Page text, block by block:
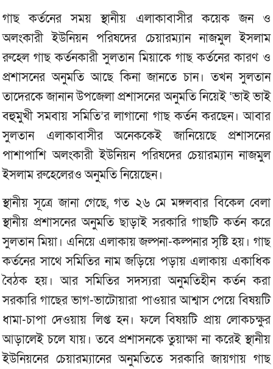
গাছ কর্তনের সময় স্থানীয় এলাকাবাসীর কয়েক জন ও
অলংকারী ইউনিয়ন পরিষদের চেয়ারম্যান নাজমুল ইসলাম
রুহেল গাছ কর্তনকারী সুলতান মিয়াকে গাছ কর্তনের কারণ ও
প্রশাসনের অনুমতি আছে কিনা জানতে চান। তখন সুলতান
তাদেরকে জানান উপজেলা প্রশাসনের অনুমতি নিয়েই ‘ভাই ভাই
বহুমুখী সমবায় সমিতি’র লাগানো গাছ কর্তন করছেন। আবার
সুলতান এলাকাবাসীর অনেককেই জানিয়েছে প্রশাসনের
পাশাপাশি অলংকারী ইউনিয়ন পরিষদের চেয়ারম্যান নাজমুল
ইসলাম রুহেলেরও অনুমতি নিয়েছেন।
স্থানীয় সূত্রে জানা গেছে, গত ২৬ মে মঙ্গলবার বিকেল বেলা
স্থানীয় প্রশাসনের অনুমতি ছাড়াই সরকারি গাছটি কর্তন করে
সুলতান মিয়া। এনিয়ে এলাকায় জল্পনা-কল্পনার সৃষ্টি হয়। গাছ
কর্তনের সাথে সমিতির নাম জড়িয়ে পড়ায় এলাকায় একাধিক
বৈঠক হয়। আর সমিতির সদস্যরা অনুমতিহীন কর্তন করা
সরকারি গাছের ভাগ-ভাটোয়ারা পাওয়ার আশ্বাস পেয়ে বিষয়টি
ধামা-চাপা দেওয়ায় লিপ্ত হন। ফলে বিষয়টি প্রায় লোকচক্ষুর
আড়ালেই চলে যায়। তবে প্রশাসনকে তুয়াক্ষা না করেই স্থানীয়
ইউনিয়নের চেয়ারম্যানের অনুমতিতে সরকারি জায়গায় গাছ